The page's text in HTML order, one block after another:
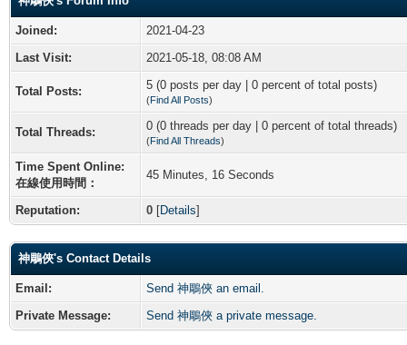
Joined:
2021-04-23
Last Visit:
2021-05-18, 08:08 AM
Total Posts: 5 (0 posts per day | 0 percent of total posts)
(Find All Posts)
Total Threads: 0 (0 threads per day | 0 percent of total threads)
(Find All Threads)
Time Spent Online:
在線使用時間：
45 Minutes, 16 Seconds
Reputation: 0 [Details]
神鵰俠's Contact Details
Email:
Send 神鵰俠 an email.
Private Message:
Send 神鵰俠 a private message.